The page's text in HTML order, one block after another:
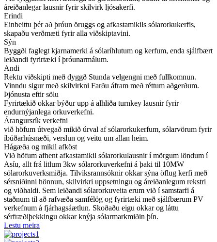
áreiðanlegar lausnir fyrir skilvirk ljósakerfi.
Erindi
Einbeittu þér að þróun öruggs og afkastamikils sólarorkukerfis,
skapaðu verðmæti fyrir alla viðskiptavini.
Sýn
Byggði faglegt kjarnamerki á sólaríhlutum og kerfum, enda sjálfbært
leiðandi fyrirtæki í þróunarmálum.
Andi
Rektu viðskipti með dyggð Stunda velgengni með fullkomnun.
Vinndu sigur með skilvirkni Farðu áfram með réttum aðgerðum.
Þjónusta eftir sölu
Fyrirtækið okkar býður upp á alhliða turnkey lausnir fyrir
endurnýjanlega orkuverkefni.
Árangursrík verkefni
við höfum útvegað mikið úrval af sólarorkukerfum, sólarvörum fyrir
íbúðarhúsnæði, verslun og veitu um allan heim.
Hágæða og mikil afköst
Við höfum afhent afkastamikil sólarorkulausnir í mörgum löndum í
Asíu, allt frá litlum 3kw sólarorkuverkefni á þaki til 10MW
sólarorkuverksmiðja. Tilviksrannsóknir okkar sýna öflug kerfi með
sérsniðinni hönnun, skilvirkri uppsetningu og áreiðanlegum rekstri
og viðhaldi. Sem leiðandi sólarorkuveita erum við í samstarfi á
staðnum til að rafvæða samfélög og fyrirtæki með sjálfbærum PV
verkefnum á fjárhagsáætlun. Skoðaðu eigu okkar og láttu
sérfræðiþekkingu okkar knýja sólarmarkmiðin þín.
Lestu meira